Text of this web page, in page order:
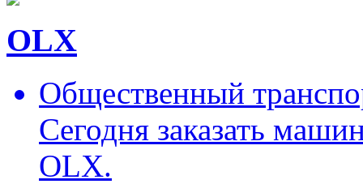
OLX
Общественный
Сегодня заказать
OLX.